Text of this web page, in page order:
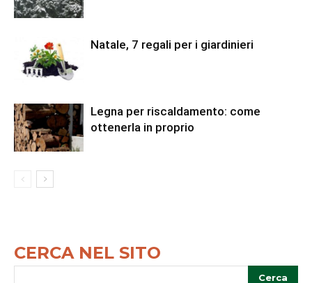
Natale, 7 regali per i giardinieri
Legna per riscaldamento: come
ottenerla in proprio
CERCA NEL SITO